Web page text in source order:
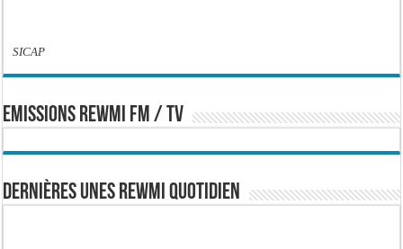
SICAP
EMISSIONS REWMI FM / TV
Dernières Unes Rewmi Quotidien